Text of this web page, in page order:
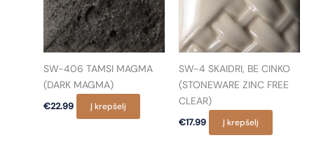
may
be
chosen
the
product
SW-406 TAMSI MAGMA
(DARK MAGMA)
€22.99 Į krepšelį
SW-4 SKAIDRI, BE CINKO
(STONEWARE ZINC FREE
CLEAR)
€17.99 Į krepšelį